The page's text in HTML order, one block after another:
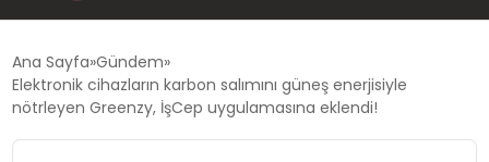
SIYASET
Ana Sayfa Gündem
Elektronik cihazların karbon salımını güneş enerjisiyle
nötrleyen Greenzy, İşCep uygulamasına eklendi!